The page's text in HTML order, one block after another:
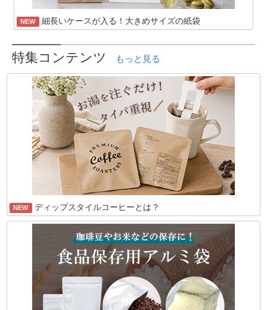
NEW 細長いケースが入る！大きめサイズの紙袋
特集コンテンツ もっと見る
NEW ディップスタイルコーヒーとは？